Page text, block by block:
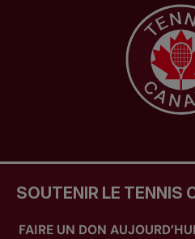
SOUTENIR LE TENNIS
FAIRE UN DON AUJOURD’HUI